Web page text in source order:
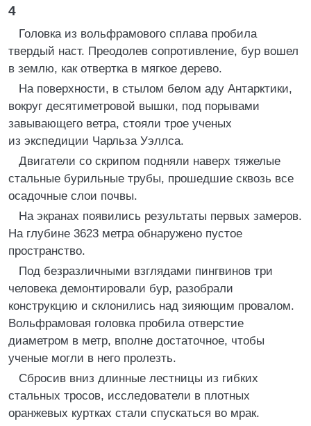
4
Головка из вольфрамового сплава пробила
твердый наст. Преодолев сопротивление, бур вошел
в землю, как отвертка в мягкое дерево.
На поверхности, в стылом белом аду Антарктики,
вокруг десятиметровой вышки, под порывами
завывающего ветра, стояли трое ученых
из экспедиции Чарльза Уэллса.
Двигатели со скрипом подняли наверх тяжелые
стальные бурильные трубы, прошедшие сквозь все
осадочные слои почвы.
На экранах появились результаты первых замеров.
На глубине 3623 метра обнаружено пустое
пространство.
Под безразличными взглядами пингвинов три
человека демонтировали бур, разобрали
конструкцию и склонились над зияющим провалом.
Вольфрамовая головка пробила отверстие
диаметром в метр, вполне достаточное, чтобы
ученые могли в него пролезть.
Сбросив вниз длинные лестницы из гибких
стальных тросов, исследователи в плотных
оранжевых куртках стали спускаться во мрак.